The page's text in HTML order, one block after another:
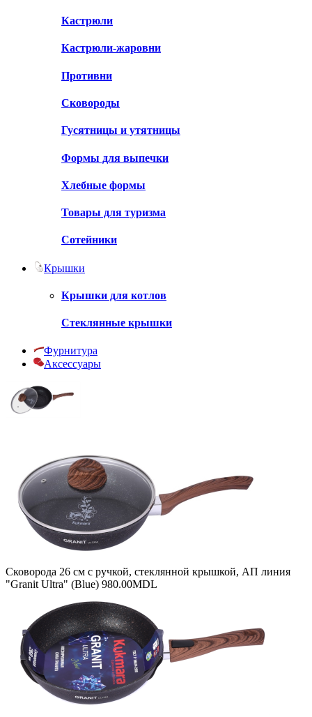
Кастрюли
Кастрюли-жаровни
Противни
Сковороды
Гусятницы и утятницы
Формы для выпечки
Хлебные формы
Товары для туризма
Сотейники
Крышки
Крышки для котлов
Стеклянные крышки
Фурнитура
Аксессуары
Сковорода 26 см с ручкой, стеклянной крышкой, АП линия
"Granit Ultra" (Blue) 980.00MDL